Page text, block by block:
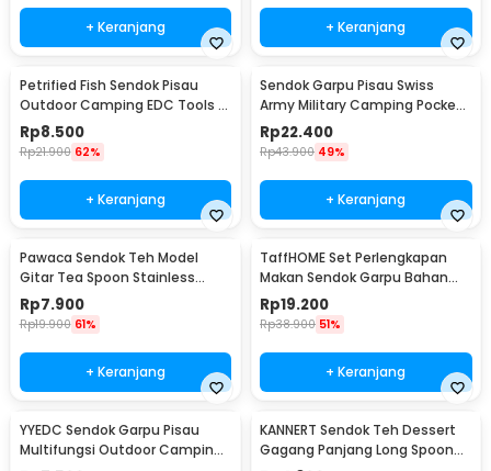
+ Keranjang + Keranjang
Petrified Fish Sendok Pisau
Outdoor Camping EDC Tools -
LX709
Rp8.500
Rp21.900 62%
+ Keranjang
Sendok Garpu Pisau Swiss
Army Military Camping Pocket
Knife EDC 4 in 1 - A011
Rp22.400
Rp43.900 49%
+ Keranjang
Pawaca Sendok Teh Model
Gitar Tea Spoon Stainless
Steel 304 12cm - RR-09
Rp7.900
Rp19.900 61%
+ Keranjang
TaffHOME Set Perlengkapan
Makan Sendok Garpu Bahan
Bambu Cutlery Set - EA02510
Rp19.200
Rp38.900 51%
+ Keranjang
YYEDC Sendok Garpu Pisau
Multifungsi Outdoor Camping
KANNERT Sendok Teh Dessert
Gagang Panjang Long Spoon